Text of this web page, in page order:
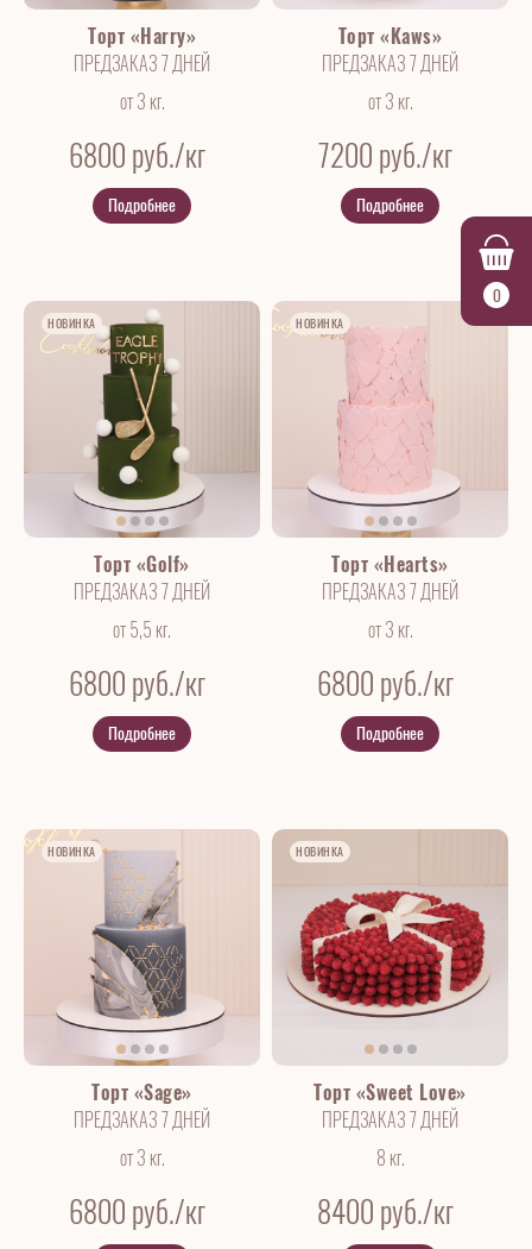
0
Торт «Harry»
ПРЕДЗАКАЗ 7 ДНЕЙ
от 3 кг.
6800 руб./кг
Подробнее
Торт «Kaws»
ПРЕДЗАКАЗ 7 ДНЕЙ
от 3 кг.
7200 руб./кг
Подробнее
НОВИНКА
Торт «Golf»
ПРЕДЗАКАЗ 7 ДНЕЙ
от 5,5 кг.
6800 руб./кг
Подробнее
НОВИНКА
Торт «Hearts»
ПРЕДЗАКАЗ 7 ДНЕЙ
от 3 кг.
6800 руб./кг
Подробнее
НОВИНКА
Торт «Sage»
ПРЕДЗАКАЗ 7 ДНЕЙ
от 3 кг.
6800 руб./кг
НОВИНКА
Торт «Sweet Love»
ПРЕДЗАКАЗ 7 ДНЕЙ
8 кг.
8400 руб./кг